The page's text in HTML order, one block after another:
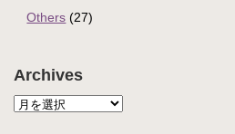
Others (27)
Archives